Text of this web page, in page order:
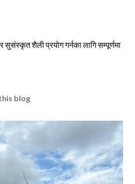
सुसंस्कृत शैली प्रयोग गर्नका लागि सम्पूर्णमा
blog